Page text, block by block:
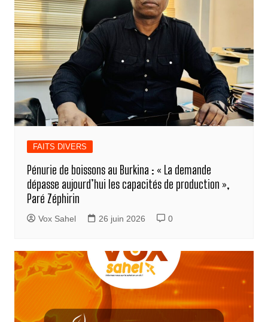
FAITS DIVERS
Pénurie de boissons au Burkina : « La demande
dépasse aujourd’hui les capacités de production »,
Paré Zéphirin
Vox Sahel 26 juin 2026 0